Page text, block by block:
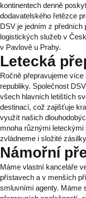
kontinentech denně
dodavatelského řetězce
DSV je jedním z předních
logistických služeb v
v Pavlově u Prahy.
Letecká
Ročně přepravujeme
republiky. Společnost
všech hlavních letištích
destinací, což zajišťuje
využít našich
mnoha různými
zvládneme i složité
Námořní
Máme vlastní kanceláře
přístavech a v menších
smluvními agenty. Máme